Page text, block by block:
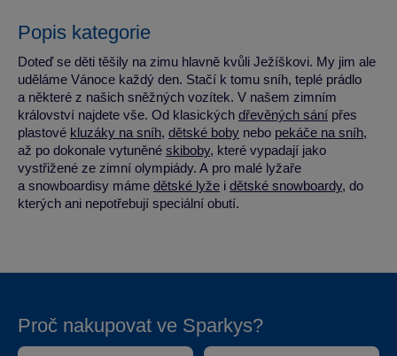
Popis kategorie
Doteď se děti těšily na zimu hlavně kvůli Ježíškovi. My jim ale
uděláme Vánoce každý den. Stačí k tomu sníh, teplé prádlo
a některé z našich sněžných vozítek. V našem zimním
království najdete vše. Od klasických dřevěných sání přes
plastové kluzáky na sníh, dětské boby nebo pekáče na sníh,
až po dokonale vytuněné skiboby, které vypadají jako
vystřižené ze zimní olympiády. A pro malé lyžaře
a snowboardisy máme dětské lyže i dětské snowboardy, do
kterých ani nepotřebují speciální obutí.
Proč nakupovat ve Sparkys?